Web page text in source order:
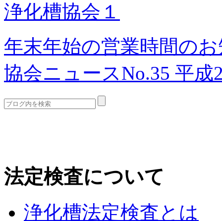
浄化槽協会１
年末年始の営業時間の
協会ニュースNo.35 平成
法定検査について
浄化槽法定検査とは